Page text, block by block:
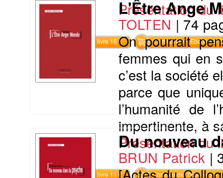
Présentation du
Commander le livre 16 € Commander l'Ebook 7.9 €
L'Être Ange
TOLTEN | 74
On pourrait
femmes qui en
c’est la société
parce que
l’humanité de
impertinente, à
Présentation du
Commander le livre 11 € Commander l'Ebook 5.4 €
Du nouveau
BRUN Patrick |